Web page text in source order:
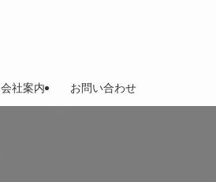
会社案内 お問い合わせ